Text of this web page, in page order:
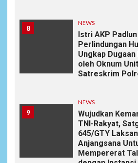
8
NEWS
Istri AKP
Perlindungan
Ungkap
oleh Oknum
Satreskrim
9
NEWS
Wujudkan
TNI-Rakyat,
645/GTY
Anjangsana
Mempererat